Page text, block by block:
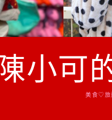
陳小可
美食♡